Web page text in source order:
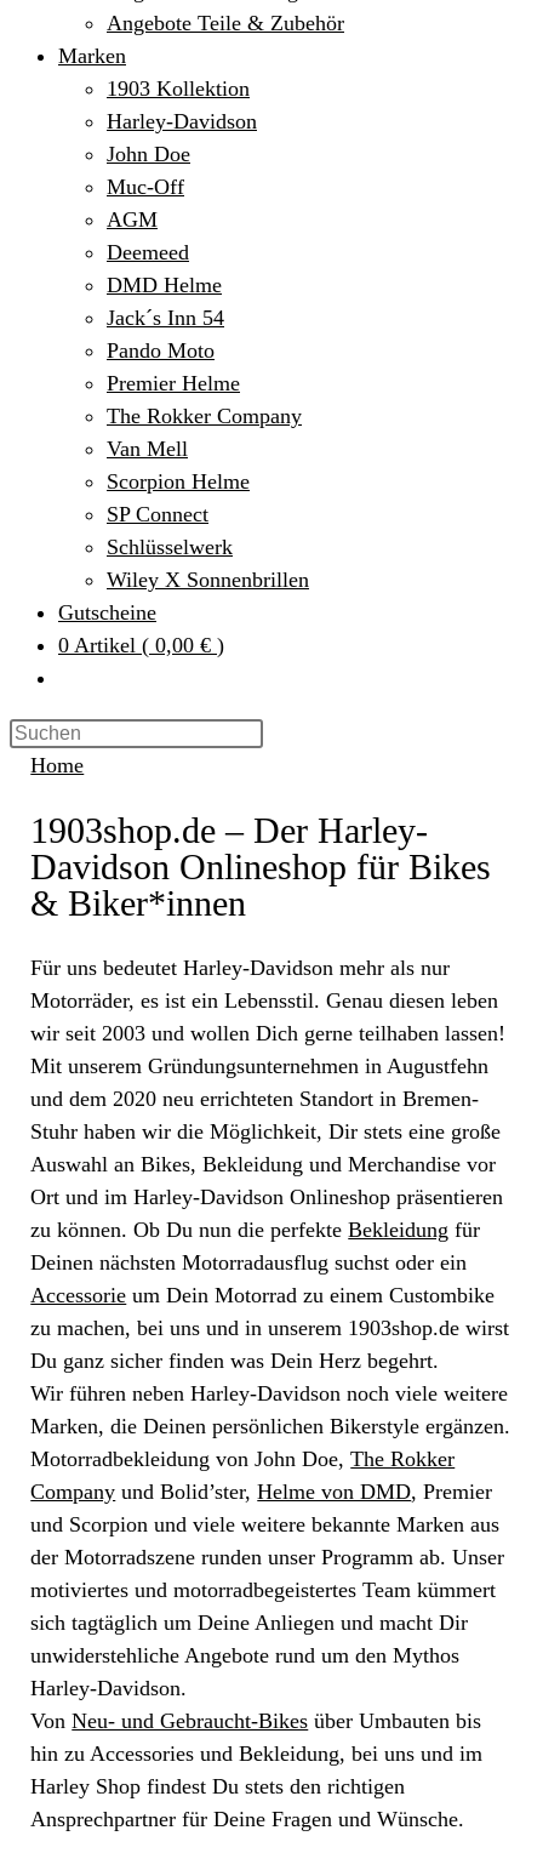
Angebote Teile & Zubehör
Marken
1903 Kollektion
Harley-Davidson
John Doe
Muc-Off
AGM
Deemeed
DMD Helme
Jack´s Inn 54
Pando Moto
Premier Helme
The Rokker Company
Van Mell
Scorpion Helme
SP Connect
Schlüsselwerk
Wiley X Sonnenbrillen
Gutscheine
0 Artikel ( 0,00 € )
Home
1903shop.de – Der Harley-
Davidson Onlineshop für Bikes
& Biker*innen
Für uns bedeutet Harley-Davidson mehr als nur
Motorräder, es ist ein Lebensstil. Genau diesen leben
wir seit 2003 und wollen Dich gerne teilhaben lassen!
Mit unserem Gründungsunternehmen in Augustfehn
und dem 2020 neu errichteten Standort in Bremen-
Stuhr haben wir die Möglichkeit, Dir stets eine große
Auswahl an Bikes, Bekleidung und Merchandise vor
Ort und im Harley-Davidson Onlineshop präsentieren
zu können. Ob Du nun die perfekteBekleidung für
Deinen nächsten Motorradausflug suchst oder ein
Accessorie um Dein Motorrad zu einem Custombike
zu machen, bei uns und in unserem 1903shop.de wirst
Du ganz sicher finden was Dein Herz begehrt.
Wir führen neben Harley-Davidson noch viele weitere
Marken, die Deinen persönlichen Bikerstyle ergänzen.
Motorradbekleidung von John Doe,The Rokker
Company und Bolid’ster,Helme von DMD, Premier
und Scorpion und viele weitere bekannte Marken aus
der Motorradszene runden unser Programm ab. Unser
motiviertes und motorradbegeistertes Team kümmert
sich tagtäglich um Deine Anliegen und macht Dir
unwiderstehliche Angebote rund um den Mythos
Harley-Davidson.
VonNeu- und Gebraucht-Bikes über Umbauten bis
hin zu Accessories und Bekleidung, bei uns und im
Harley Shop findest Du stets den richtigen
Ansprechpartner für Deine Fragen und Wünsche.